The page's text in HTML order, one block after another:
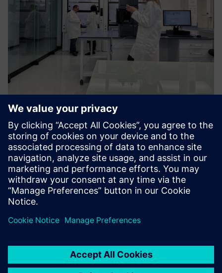
Training and Capacity Building
Індивідуальне інтерактивне навчання через онлайн,
класні та лабораторні формати. Охоплює передові
аналітичні методи та курси на основі додатків з
багатовимірним навчанням.
Докладніше